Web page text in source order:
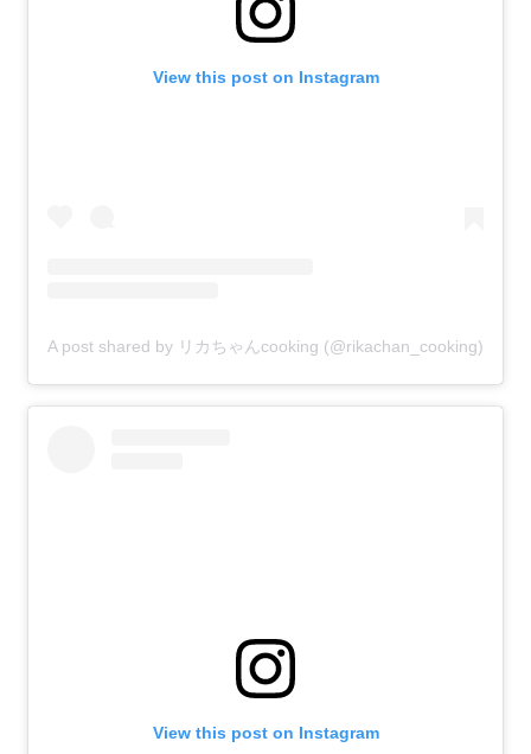
View this post on Instagram
A post shared by リカちゃんcooking (@rikachan_cooking)
View this post on Instagram